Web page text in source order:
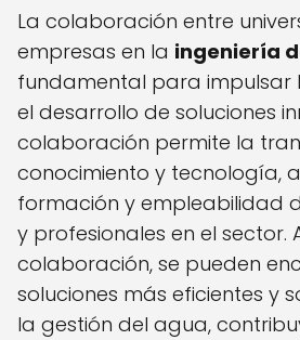
La colaboración entre
empresas en la ingeniería
fundamental para impulsar
el desarrollo de soluciones
colaboración permite la
conocimiento y tecnología,
formación y empleabilidad
y profesionales en el sector.
colaboración, se pueden
soluciones más eficientes y
la gestión del agua,